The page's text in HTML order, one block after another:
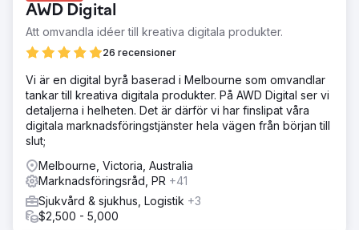
AWD Digital
Att omvandla idéer till kreativa digitala produkter.
26 recensioner
Vi är en digital byrå baserad i Melbourne som omvandlar
tankar till kreativa digitala produkter. På AWD Digital ser vi
detaljerna i helheten. Det är därför vi har finslipat våra
digitala marknadsföringstjänster hela vägen från början till
slut;
Melbourne, Victoria, Australia
Marknadsföringsråd, PR +41
Sjukvård & sjukhus, Logistik +3
$2,500 - 5,000